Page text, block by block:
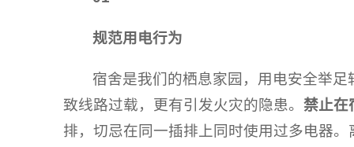
规范用电行为
宿舍是我们的栖息家园，用电安全举足
致线路过载，更有引发火灾的隐患。 禁止在
排，切忌在同一插排上同时使用过多电器